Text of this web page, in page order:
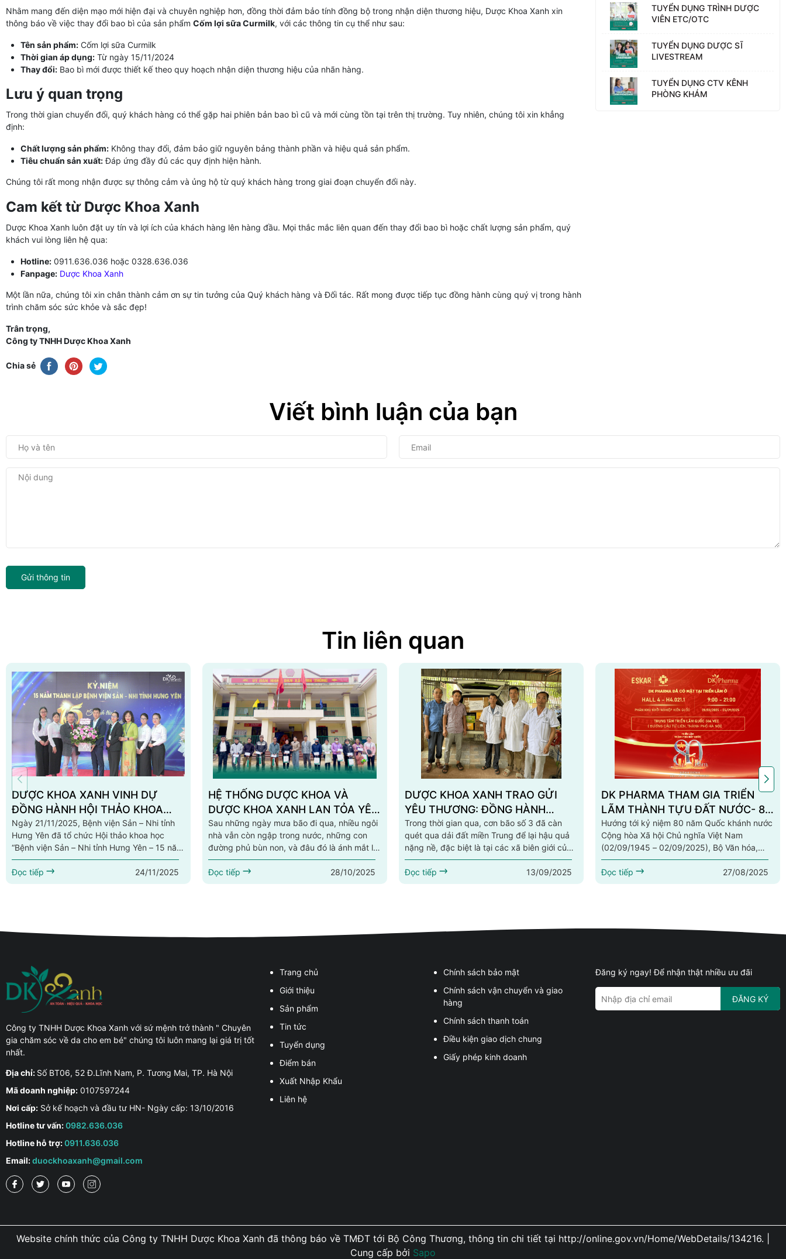
Nhằm mang đến diện mạo mới hiện đại và chuyên nghiệp hơn, đồng thời đảm bảo tính đồng bộ trong nhận diện thương hiệu, Dược Khoa Xanh xin
thông báo về việc thay đổi bao bì của sản phẩm Cốm lợi sữa Curmilk, với các thông tin cụ thể như sau:
Tên sản phẩm: Cốm lợi sữa Curmilk
Thời gian áp dụng: Từ ngày 15/11/2024
Thay đổi: Bao bì mới được thiết kế theo quy hoạch nhận diện thương hiệu của nhãn hàng.
Lưu ý quan trọng
Trong thời gian chuyển đổi, quý khách hàng có thể gặp hai phiên bản bao bì cũ và mới cùng tồn tại trên thị trường. Tuy nhiên, chúng tôi xin khẳng
định:
Chất lượng sản phẩm: Không thay đổi, đảm bảo giữ nguyên bảng thành phần và hiệu quả sản phẩm.
Tiêu chuẩn sản xuất:Đáp ứng đầy đủ các quy định hiện hành.
Chúng tôi rất mong nhận được sự thông cảm và ủng hộ từ quý khách hàng trong giai đoạn chuyển đổi này.
Cam kết từ Dược Khoa Xanh
Dược Khoa Xanh luôn đặt uy tín và lợi ích của khách hàng lên hàng đầu. Mọi thắc mắc liên quan đến thay đổi bao bì hoặc chất lượng sản phẩm, quý
khách vui lòng liên hệ qua:
Hotline: 0911.636.036 hoặc 0328.636.036
Fanpage: Dược Khoa Xanh
Một lần nữa, chúng tôi xin chân thành cảm ơn sự tin tưởng của Quý khách hàng và Đối tác. Rất mong được tiếp tục đồng hành cùng quý vị trong hành
trình chăm sóc sức khỏe và sắc đẹp!
Trân trọng,
Công ty TNHH Dược Khoa Xanh
Chia sẻ
TUYỂN DỤNG TRÌNH DƯỢC
VIÊN ETC/OTC
TUYỂN DỤNG DƯỢC SĨ
LIVESTREAM
TUYỂN DỤNG CTV KÊNH
PHÒNG KHÁM
Viết bình luận của bạn
Gửi thông tin
Tin liên quan
DƯỢC KHOA XANH VINH DỰ
ĐỒNG HÀNH HỘI THẢO KHOA
HỌC “BỆNH VIỆN SẢN – NHI TỈNH
HƯNG YÊN – 15 NĂM HÀNH
TRÌNH HỌC TẬP VÀ NGHIÊN
CỨU”
Ngày 21/11/2025, Bệnh viện Sản – Nhi tỉnh
Hưng Yên đã tổ chức Hội thảo khoa học
“Bệnh viện Sản – Nhi tỉnh Hưng Yên – 15 năm
hành trình học tập và nghiên cứu”, quy tụ
gần 200 đại biểu là bác sĩ, điều dưỡng và
cán bộ y tế trong tỉnh.Trong không khí trang
Đọc tiếp 24/11/2025
HỆ THỐNG DƯỢC KHOA VÀ
DƯỢC KHOA XANH LAN TỎA YÊU
THƯƠNG – CHUNG TAY KHẮC
PHỤC SAU BÃO LŨ, HƯỚNG VỀ
THÁI NGUYÊN
Sau những ngày mưa bão đi qua, nhiều ngôi
nhà vẫn còn ngập trong nước, những con
đường phủ bùn non, và đâu đó là ánh mắt lo
toan của người dân đang gắng gượng bắt
đầu lại từ đầu. Trong thời khắc ấy, hệ thống
Dược Khoa và Dược Khoa Xanh đã lên
Đọc tiếp 28/10/2025
DƯỢC KHOA XANH TRAO GỬI
YÊU THƯƠNG: ĐỒNG HÀNH
CÙNG NGƯỜI DÂN VÙNG LŨ
NGHỆ AN
Trong thời gian qua, cơn bão số 3 đã càn
quét qua dải đất miền Trung để lại hậu quả
nặng nề, đặc biệt là tại các xã biên giới của
tỉnh Nghệ An như Mỹ Lý, Mường Típ, Chiêu
Lưu, Hữu Kiệm, Mường Xén. Mưa lũ kéo dài
gây ra lũ quét, cuốn trôi nhà cửa, tài sản và
Đọc tiếp 13/09/2025
DK PHARMA THAM GIA TRIỂN
LÃM THÀNH TỰU ĐẤT NƯỚC- 80
NĂM HÀNH TRÌNH ĐỘC LẬP- TỰ
DO- HẠNH PHÚC
Hướng tới kỷ niệm 80 năm Quốc khánh nước
Cộng hòa Xã hội Chủ nghĩa Việt Nam
(02/09/1945 – 02/09/2025), Bộ Văn hóa,
Thể thao và Du lịch phối hợp cùng các cơ
quan ban ngành tổ chức Triển lãm thành tựu
đất nước- 80 năm hành trình Độc lập- Tự do-
Đọc tiếp 27/08/2025
Công ty TNHH Dược Khoa Xanh với sứ mệnh trở thành " Chuyên
gia chăm sóc về da cho em bé" chúng tôi luôn mang lại giá trị tốt
nhất.
Địa chỉ: Số BT06, 52 Đ.Lĩnh Nam, P. Tương Mai, TP. Hà Nội
Mã doanh nghiệp: 0107597244
Nơi cấp: Sở kế hoạch và đầu tư HN- Ngày cấp: 13/10/2016
Hotline tư vấn:0982.636.036
Hotline hỗ trợ:0911.636.036
Email:duockhoaxanh@gmail.com
Trang chủ
Giới thiệu
Sản phẩm
Tin tức
Tuyển dụng
Điểm bán
Xuất Nhập Khẩu
Liên hệ
Chính sách bảo mật
Chính sách vận chuyển và giao
hàng
Chính sách thanh toán
Điều kiện giao dịch chung
Giấy phép kinh doanh
Đăng ký ngay! Để nhận thật nhiều ưu đãi
ĐĂNG KÝ
Website chính thức của Công ty TNHH Dược Khoa Xanh đã thông báo về TMĐT tới Bộ Công Thương, thông tin chi tiết tại http://online.gov.vn/Home/WebDetails/134216.
Cung cấp bởi Sapo